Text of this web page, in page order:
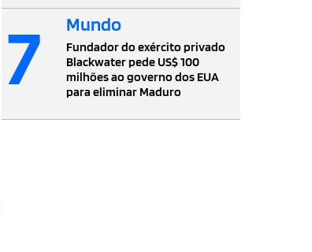
7 Mundo
Fundador do exército privado
Blackwater pede US$ 100
milhões ao governo dos EUA
para eliminar Maduro